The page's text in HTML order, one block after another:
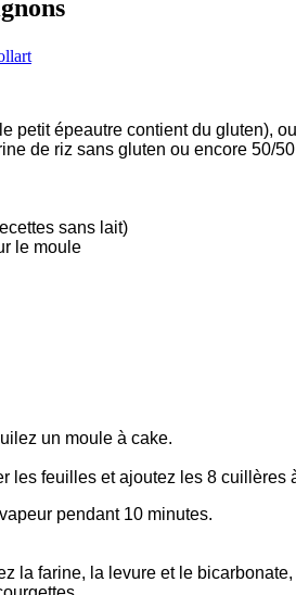
petit épeautre contient du gluten),
de riz sans gluten ou encore 50/
sans lait)
le moule
un moule à cake.
les feuilles et ajoutez les 8 cuillères
pendant 10 minutes.
la farine, la levure et le